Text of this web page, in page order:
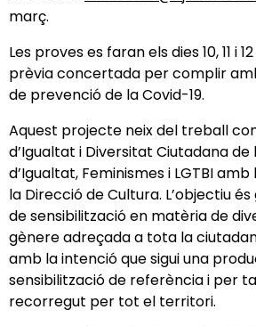
març.
Les proves es faran els dies 10, 11 i
prèvia concertada per complir
de prevenció de la Covid-19.
Aquest projecte neix del treball
d’Igualtat i Diversitat Ciutadana de
d’Igualtat, Feminismes i LGTBI
la Direcció de Cultura. L’objectiu
de sensibilització en matèria de
gènere adreçada a tota la
amb la intenció que sigui una
sensibilització de referència i per
recorregut per tot el territori.